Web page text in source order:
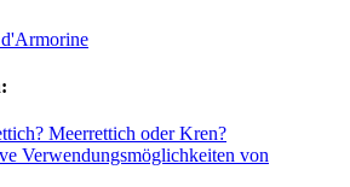
Meerrettich oder Kren?
Verwendungsmöglichkeiten von